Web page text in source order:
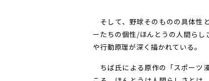
そして、野球そのものの具体性
ーたちの個性/ほんとうの人間らし
や行動原理が深く描かれている。
ちば氏による原作の「スポーツ